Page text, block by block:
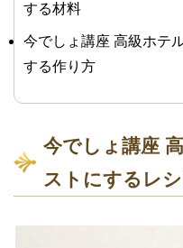
する材料
今でしょ講座 高級ホテ
する作り方
今でしょ講座
ストにするレ